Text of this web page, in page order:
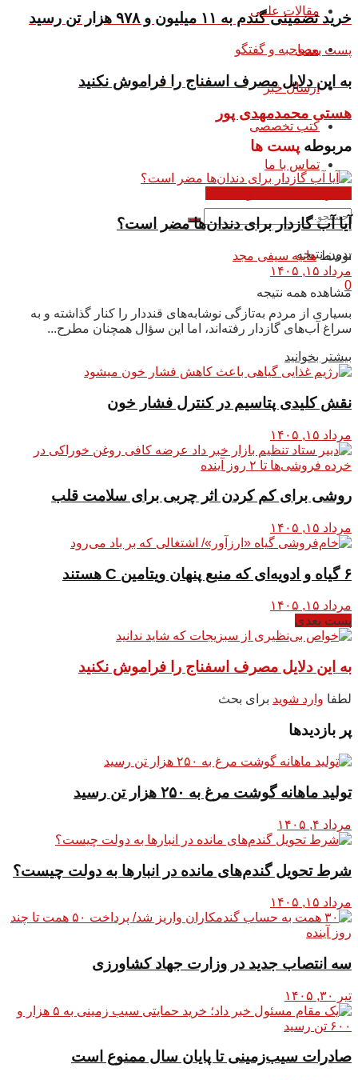
مقالات علمی
مصاحبه و گفتگو
ارسال خبر
کتب تخصصی
تماس با ما
بدون نتیجه
مشاهده همه نتیجه
خرید تضمینی گندم به ۱۱ میلیون و ۹۷۸ هزار تن رسید
پست بعدی
به این دلایل مصرف اسفناج را فراموش نکنید
هستی محمدمهدی پور
مربوطه پست ها
آیا آب گازدار برای دندان‌ها مضر است؟
توسط هانیه سیفی مجد
مرداد ۱۵, ۱۴۰۵
0
بسیاری از مردم به‌تازگی نوشابه‌های قنددار را کنار گذاشته و به
سراغ آب‌های گازدار رفته‌اند، اما این سؤال همچنان مطرح...
بیشتر بخوانید
نقش کلیدی پتاسیم در کنترل فشار خون
مرداد ۱۵, ۱۴۰۵
روشی برای کم کردن اثر چربی برای سلامت قلب
مرداد ۱۵, ۱۴۰۵
۶ گیاه و ادویه‌ای که منبع پنهان ویتامین C هستند
مرداد ۱۵, ۱۴۰۵
پست بعدی
به این دلایل مصرف اسفناج را فراموش نکنید
لطفا وارد شوید برای بحث
پر بازدیدها
تولید ماهانه گوشت مرغ به ۲۵۰ هزار تن رسید
مرداد ۴, ۱۴۰۵
شرط تحویل گندم‌های مانده در انبار‌ها به دولت چیست؟
مرداد ۱۵, ۱۴۰۵
سه انتصاب جدید در وزارت جهاد کشاورزی
تیر ۳۰, ۱۴۰۵
صادرات سیب‌زمینی تا پایان سال ممنوع است